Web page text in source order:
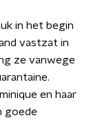
in het begin
vastzat in
ze vanwege
en haar
goede